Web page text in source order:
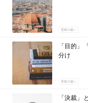
意味の違い
「目的
分け
意味の違い
「決裁」